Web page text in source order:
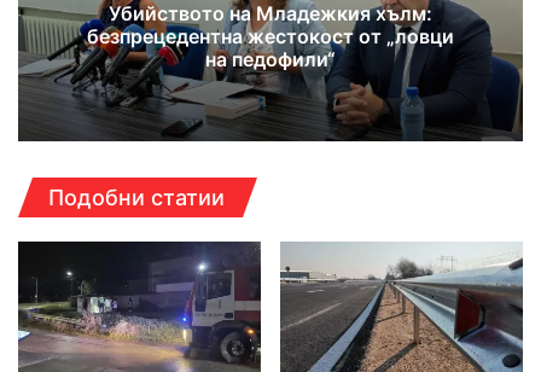
Убийството на Младежкия хълм:
безпрецедентна жестокост от „ловци
на педофили“
Подобни статии